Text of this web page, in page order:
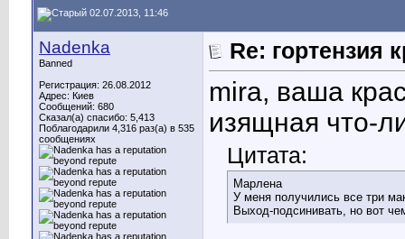
02.07.2013, 11:46
Nadenka
Banned
Регистрация: 26.08.2012
Адрес: Киев
Сообщений: 680
Сказал(а) спасибо: 5,413
Поблагодарили 4,316 раз(а) в 535
сообщениях
Re: гортензия
mira, ваша
изящная что-
Цитата:
Марлена
У меня получились все три
Выход-подсинивать, но вот